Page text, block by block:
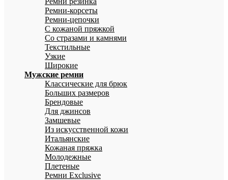
Ремни-корсеты
Ремни-цепочки
С кожаной пряжкой
Со стразами и камнями
Текстильные
Узкие
Широкие
Мужские ремни
Классические для брюк
Больших размеров
Брендовые
Для джинсов
Замшевые
Из искусственной кожи
Итальянские
Кожаная пряжка
Молодежные
Плетеные
Ремни Exclusive